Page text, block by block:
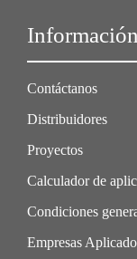
Información
Contáctanos
Distribuidores
Proyectos
Calculador de
Condiciones
Empresas